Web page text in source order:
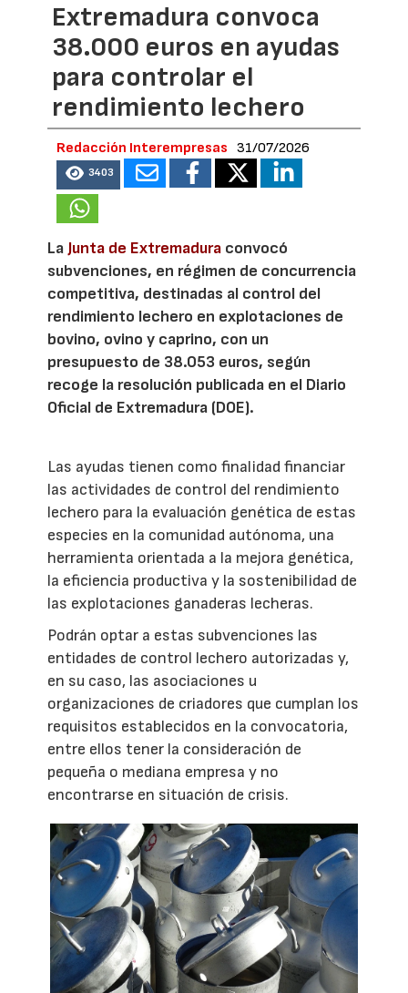
Extremadura convoca
38.000 euros en ayudas
para controlar el
rendimiento lechero
Redacción Interempresas 31/07/2026
3403
La Junta de Extremadura convocó
subvenciones, en régimen de concurrencia
competitiva, destinadas al control del
rendimiento lechero en explotaciones de
bovino, ovino y caprino, con un
presupuesto de 38.053 euros, según
recoge la resolución publicada en el Diario
Oficial de Extremadura (DOE).
Las ayudas tienen como finalidad financiar
las actividades de control del rendimiento
lechero para la evaluación genética de estas
especies en la comunidad autónoma, una
herramienta orientada a la mejora genética,
la eficiencia productiva y la sostenibilidad de
las explotaciones ganaderas lecheras.
Podrán optar a estas subvenciones las
entidades de control lechero autorizadas y,
en su caso, las asociaciones u
organizaciones de criadores que cumplan los
requisitos establecidos en la convocatoria,
entre ellos tener la consideración de
pequeña o mediana empresa y no
encontrarse en situación de crisis.